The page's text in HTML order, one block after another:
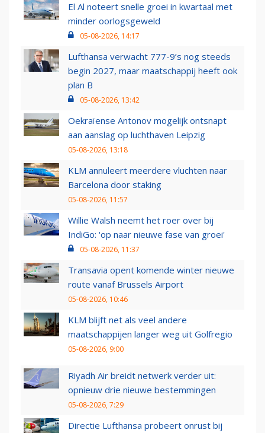
El Al noteert snelle groei in kwartaal met
minder oorlogsgeweld
05-08-2026, 14:17
Lufthansa verwacht 777-9’s nog steeds
begin 2027, maar maatschappij heeft ook
plan B
05-08-2026, 13:42
Oekraïense Antonov mogelijk ontsnapt
aan aanslag op luchthaven Leipzig
05-08-2026, 13:18
KLM annuleert meerdere vluchten naar
Barcelona door staking
05-08-2026, 11:57
Willie Walsh neemt het roer over bij
IndiGo: 'op naar nieuwe fase van groei'
05-08-2026, 11:37
Transavia opent komende winter nieuwe
route vanaf Brussels Airport
05-08-2026, 10:46
KLM blijft net als veel andere
maatschappijen langer weg uit Golfregio
05-08-2026, 9:00
Riyadh Air breidt netwerk verder uit:
opnieuw drie nieuwe bestemmingen
05-08-2026, 7:29
Directie Lufthansa probeert onrust bij